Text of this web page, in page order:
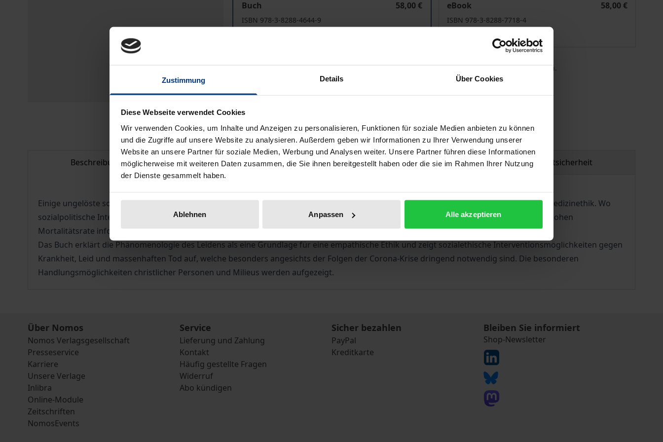
Zustimmung Details Über Cookies
Diese Webseite verwendet Cookies
Wir verwenden Cookies, um Inhalte und Anzeigen zu personalisieren, Funktionen für soziale Medien anbieten zu können
und die Zugriffe auf unsere Website zu analysieren. Außerdem geben wir Informationen zu Ihrer Verwendung unserer
Website an unsere Partner für soziale Medien, Werbung und Analysen weiter. Unsere Partner führen diese Informationen
möglicherweise mit weiteren Daten zusammen, die Sie ihnen bereitgestellt haben oder die sie im Rahmen Ihrer Nutzung
der Dienste gesammelt haben.
Ablehnen Anpassen Alle akzeptieren
Buch
58,00 €
ISBN 978-3-8288-4644-9
eBook
58,00 €
ISBN 978-3-8288-7718-4
Preisangaben inkl. MwSt. Abhängig von der Lieferadresse kann die MwSt. an der Kasse variieren.
In den Warenkorb
Hinweise zu Versandkosten
Beschreibung Bibliografische Angaben Zusatzmaterial Produktsicherheit
Einige ungelöste soziale und politische Herausforderungen generieren Leiden und Krankheit. Soziale Fragen werden zu einer Frage der Medizinethik. Wo
sozialpolitische Interventionen nötig werden, werden Pillen verschrieben oder der/die Psychologe*in empfohlen. Wir haben es mit einer hohen
Mortalitätsrate infolge sozialer Ausgrenzung und Diskriminierung sowie einer imperialen Lebensweise zu tun.
Das Buch erklärt die Phänomenologie des Leidens als eine Grundlage für eine empathische Ethik und zeigt sozialethische Interventionsmöglichkeiten gegen
Krankheit, Leid und massenhaften Tod auf, welche besonders angesichts der Folgen der Corona-Krise dringend notwendig sind. Die besonderen
Handlungsmöglichkeiten christlicher Personen und Milieus werden aufgezeigt.
Über Nomos
Nomos Verlagsgesellschaft
Presseservice
Karriere
Unsere Verlage
Inlibra
Online-Module
Zeitschriften
NomosEvents
Service
Lieferung und Zahlung
Kontakt
Häufig gestellte Fragen
Widerruf
Abo kündigen
Sicher bezahlen
PayPal
Kreditkarte
Bleiben Sie informiert
Shop-Newsletter